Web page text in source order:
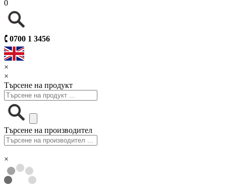
0
🕻 0700 1 3456
×
×
Търсене на продукт
Търсене на производител
×